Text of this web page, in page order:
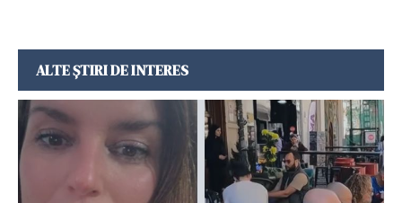
ALTE ȘTIRI DE INTERES